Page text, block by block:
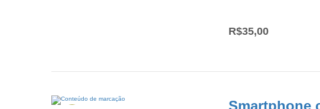
R$35,00
Smartphone